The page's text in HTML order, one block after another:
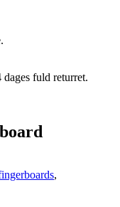
fuld returret.
,